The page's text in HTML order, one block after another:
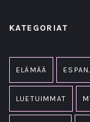
KATEGORIAT
ELÄMÄÄ
LUETUIMMAT